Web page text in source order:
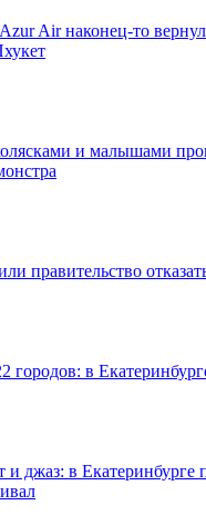
Air наконец-то
и малышами
правительство
городов: в
и джаз: в Екатеринбурге